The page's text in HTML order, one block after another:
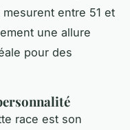
entre 51 et
une allure
pour des
race est son